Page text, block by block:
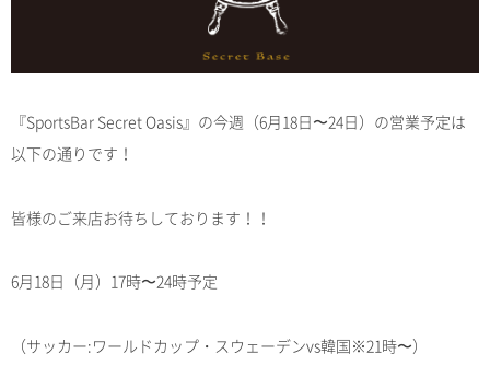
『SportsBar Secret Oasis』の今週（6月18日〜24日）の営業予定は
以下の通りです！
皆様のご来店お待ちしております！！
6月18日（月）17時〜24時予定
（サッカー:ワールドカップ・スウェーデンvs韓国※21時〜）